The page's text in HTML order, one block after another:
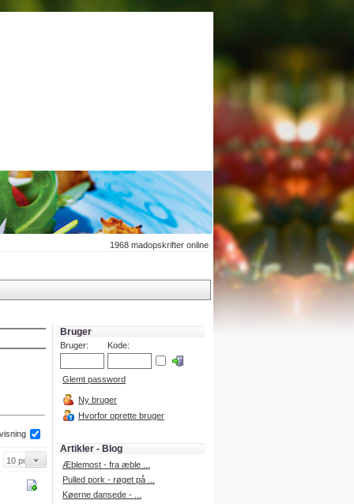
1968 madopskrifter online
Bruger
Bruger: Kode:
Glemt password
Ny bruger
Hvorfor oprette bruger
Artikler - Blog
Æblemost - fra æble ...
Pulled pork - røget på ...
Køerne dansede - ...